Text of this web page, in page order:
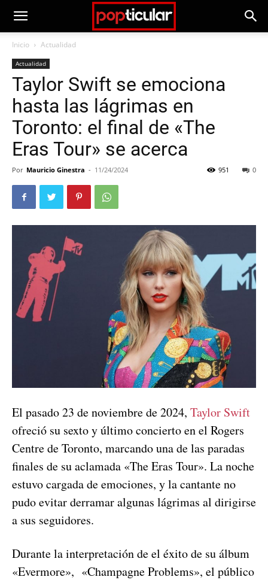
Inicio Actualidad
Actualidad
Taylor Swift se emociona
hasta las lágrimas en
Toronto: el final de «The
Eras Tour» se acerca
Por Mauricio Ginestra - 11/24/2024 0
951
El pasado 23 de noviembre de 2024, Taylor Swift
ofreció su sexto y último concierto en el Rogers
Centre de Toronto, marcando una de las paradas
finales de su aclamada «The Eras Tour». La noche
estuvo cargada de emociones, y la cantante no
pudo evitar derramar algunas lágrimas al dirigirse
a sus seguidores.
Durante la interpretación de el éxito de su álbum
«Evermore», «Champagne Problems», el público